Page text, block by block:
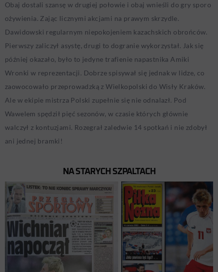
Obaj dostali szansę w drugiej połowie i obaj wnieśli do gry sporo
ożywienia. Zając licznymi akcjami na prawym skrzydle.
Dawidowski regularnym niepokojeniem kazachskich obrońców.
Pierwszy zaliczył asystę, drugi to dogranie wykorzystał. Jak się
później okazało, było to jedyne trafienie napastnika Amiki
Wronki w reprezentacji. Dobrze spisywał się jednak w lidze, co
zaowocowało przeprowadzką z Wielkopolski do Wisły Kraków.
Ale w ekipie mistrza Polski zupełnie się nie odnalazł. Pod
Wawelem spędził pięć sezonów, w czasie których głównie
walczył z kontuzjami. Rozegrał zaledwie 14 spotkań i nie zdobył
ani jednej bramki!
NA STARYCH SZPALTACH